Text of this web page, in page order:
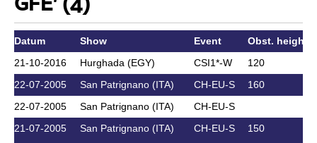
GFE' (4)
Datum Show Event
Obst. height
21-10-2016
Hurghada (EGY) CSI1*-W
120
22-07-2005
San Patrignano (ITA) CH-EU-S
160
22-07-2005
San Patrignano (ITA)
CH-EU-S
21-07-2005
San Patrignano (ITA) CH-EU-S
150